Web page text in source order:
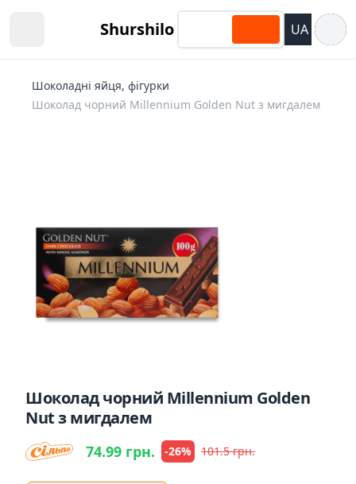
Shurshilo UA
Шоколадні яйця, фігурки
Шоколад чорний Millennium Golden Nut з мигдалем
Шоколад чорний Millennium Golden
Nut з мигдалем
74.99 грн. -26% 101.5 грн.